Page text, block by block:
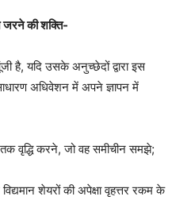
जरने की शक्ति-
है, यदि उसके अनुच्छेदों द्वारा इस
अधिवेशन में अपने ज्ञापन में
वृद्धि करने, जो वह समीचीन समझे;
शेयरों की अपेक्षा वृहत्तर रकम के